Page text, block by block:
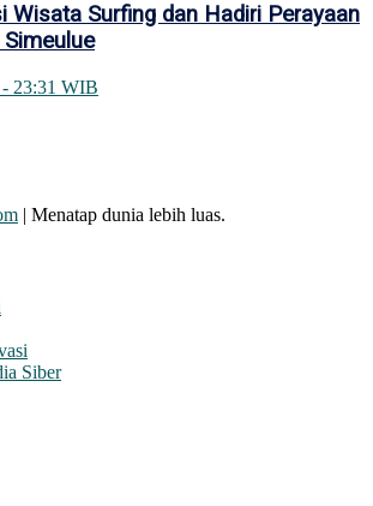
Wisata Surfing dan Hadiri Perayaan
23:31 WIB
| Menatap dunia lebih luas.
Siber